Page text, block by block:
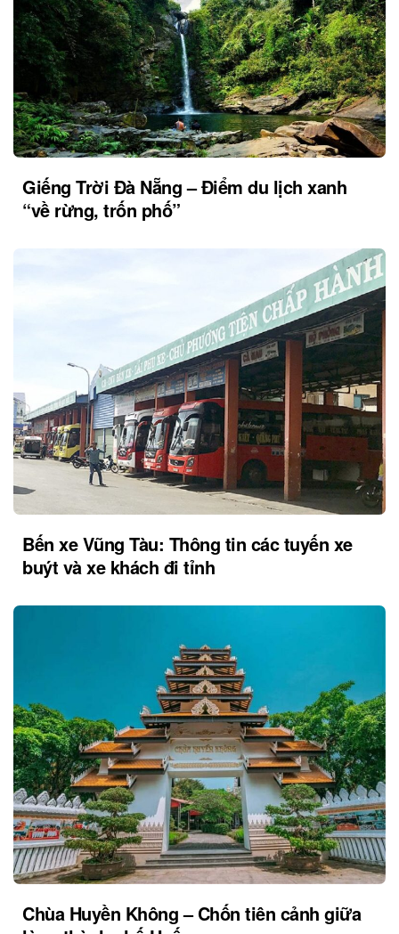
Giếng Trời Đà Nẵng – Điểm du lịch xanh
“về rừng, trốn phố”
Bến xe Vũng Tàu: Thông tin các tuyến xe
buýt và xe khách đi tỉnh
Chùa Huyền Không – Chốn tiên cảnh giữa